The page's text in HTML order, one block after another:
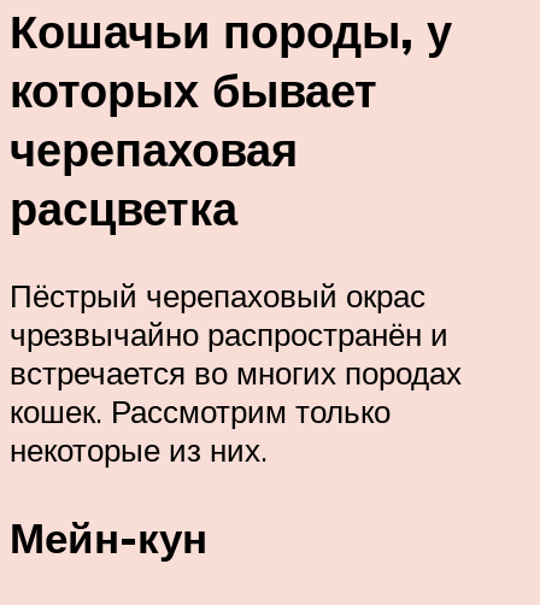
Кошачьи породы, у
которых бывает
черепаховая
расцветка
Пёстрый черепаховый окрас
чрезвычайно распространён и
встречается во многих породах
кошек. Рассмотрим только
некоторые из них.
Мейн-кун